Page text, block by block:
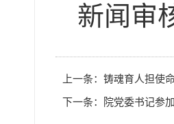
新闻审
上一条： 铸魂育人担使
下一条： 院党委书记参